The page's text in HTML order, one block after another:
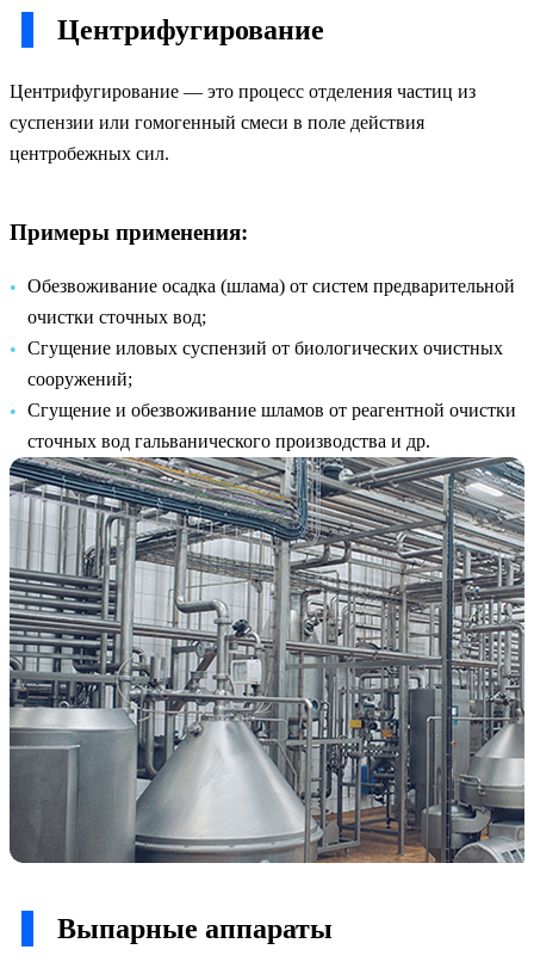
Центрифугирование
Центрифугирование — это процесс отделения частиц из
суспензии или гомогенный смеси в поле действия
центробежных сил.
Примеры применения:
Обезвоживание осадка (шлама) от систем предварительной
очистки сточных вод;
Сгущение иловых суспензий от биологических очистных
сооружений;
Сгущение и обезвоживание шламов от реагентной очистки
сточных вод гальванического производства и др.
Выпарные аппараты